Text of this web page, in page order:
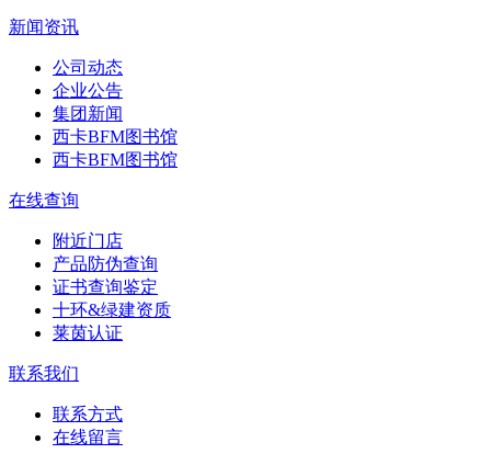
新闻资讯
公司动态
企业公告
集团新闻
西卡BFM图书馆
西卡BFM图书馆
在线查询
附近门店
产品防伪查询
证书查询鉴定
十环&绿建资质
莱茵认证
联系我们
联系方式
在线留言